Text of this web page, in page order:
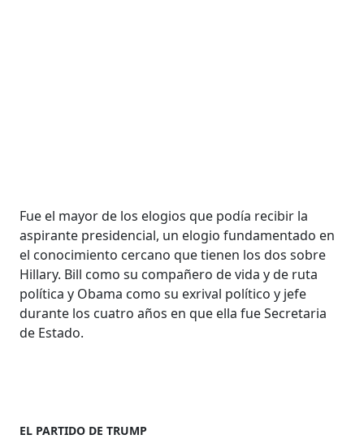
Fue el mayor de los elogios que podía recibir la
aspirante presidencial, un elogio fundamentado en
el conocimiento cercano que tienen los dos sobre
Hillary. Bill como su compañero de vida y de ruta
política y Obama como su exrival político y jefe
durante los cuatro años en que ella fue Secretaria
de Estado.
EL PARTIDO DE TRUMP